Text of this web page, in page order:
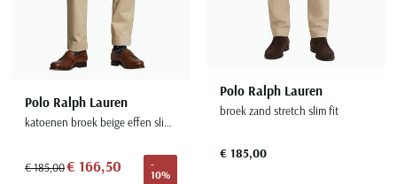
Polo Ralph Lauren
katoenen broek beige effen slim fit
€ 185,00€ 166,50
-
10%
Polo Ralph Lauren
broek zand stretch slim fit
€ 185,00